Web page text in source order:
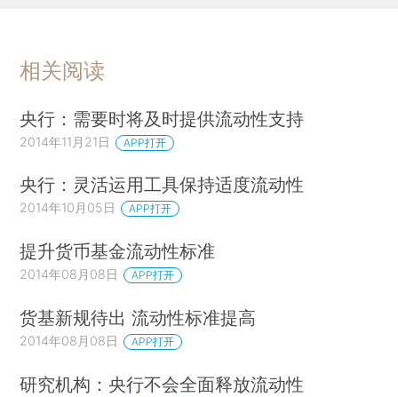
相关阅读
央行：需要时将及时提供流动性支持
2014年11月21日 APP打开
央行：灵活运用工具保持适度流动性
2014年10月05日 APP打开
提升货币基金流动性标准
2014年08月08日 APP打开
货基新规待出 流动性标准提高
2014年08月08日 APP打开
研究机构：央行不会全面释放流动性